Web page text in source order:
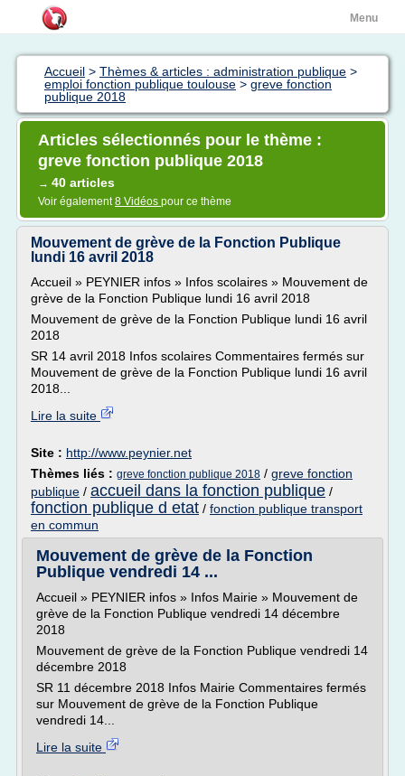
Menu
Accueil > Thèmes & articles : administration publique >
emploi fonction publique toulouse > greve fonction
publique 2018
Articles sélectionnés pour le thème :
greve fonction publique 2018
→ 40 articles
Voir également8 Vidéos pour ce thème
Mouvement de grève de la Fonction Publique
lundi 16 avril 2018
Accueil » PEYNIER infos » Infos scolaires » Mouvement de
grève de la Fonction Publique lundi 16 avril 2018
Mouvement de grève de la Fonction Publique lundi 16 avril
2018
SR 14 avril 2018 Infos scolaires Commentaires fermés sur
Mouvement de grève de la Fonction Publique lundi 16 avril
2018...
Lire la suite
Site : http://www.peynier.net
Thèmes liés : greve fonction publique 2018 / greve fonction
publique / accueil dans la fonction publique /
fonction publique d etat / fonction publique transport
en commun
Mouvement de grève de la Fonction
Publique vendredi 14 ...
Accueil » PEYNIER infos » Infos Mairie » Mouvement de
grève de la Fonction Publique vendredi 14 décembre
2018
Mouvement de grève de la Fonction Publique vendredi 14
décembre 2018
SR 11 décembre 2018 Infos Mairie Commentaires fermés
sur Mouvement de grève de la Fonction Publique
vendredi 14...
Lire la suite